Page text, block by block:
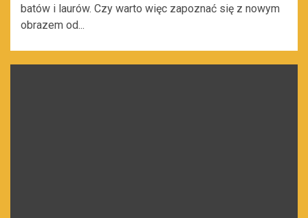
batów i laurów. Czy warto więc zapoznać się z nowym
obrazem od...